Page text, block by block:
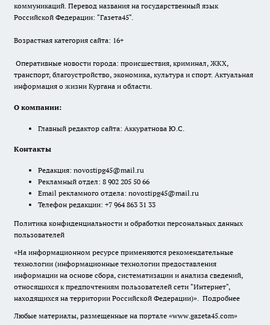
коммуникаций. Перевод названия на государственный язык
Российской Федерации: "Газета45".
Возрастная категория сайта: 16+
Оперативные новости города: происшествия, криминал, ЖКХ,
транспорт, благоустройство, экономика, культура и спорт. Актуальная
информация о жизни Кургана и области.
О компании:
Главный редактор сайта: Аккуратнова Ю.С.
Контакты
Редакция: novostipg45@mail.ru
Рекламный отдел: 8 902 205 50 66
Email рекламного отдела: novostipg45@mail.ru
Телефон редакции: +7 964 863 31 33
Политика конфиденциальности и обработки персональных данных
пользователей
«На информационном ресурсе применяются рекомендательные
технологии (информационные технологии предоставления
информации на основе сбора, систематизации и анализа сведений,
относящихся к предпочтениям пользователей сети "Интернет",
находящихся на территории Российской Федерации)». Подробнее
Любые материалы, размещенные на портале «www.gazeta45.com»